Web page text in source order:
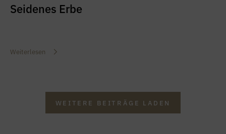
Seidenes Erbe
Weiterlesen
WEITERE BEITRÄGE LADEN